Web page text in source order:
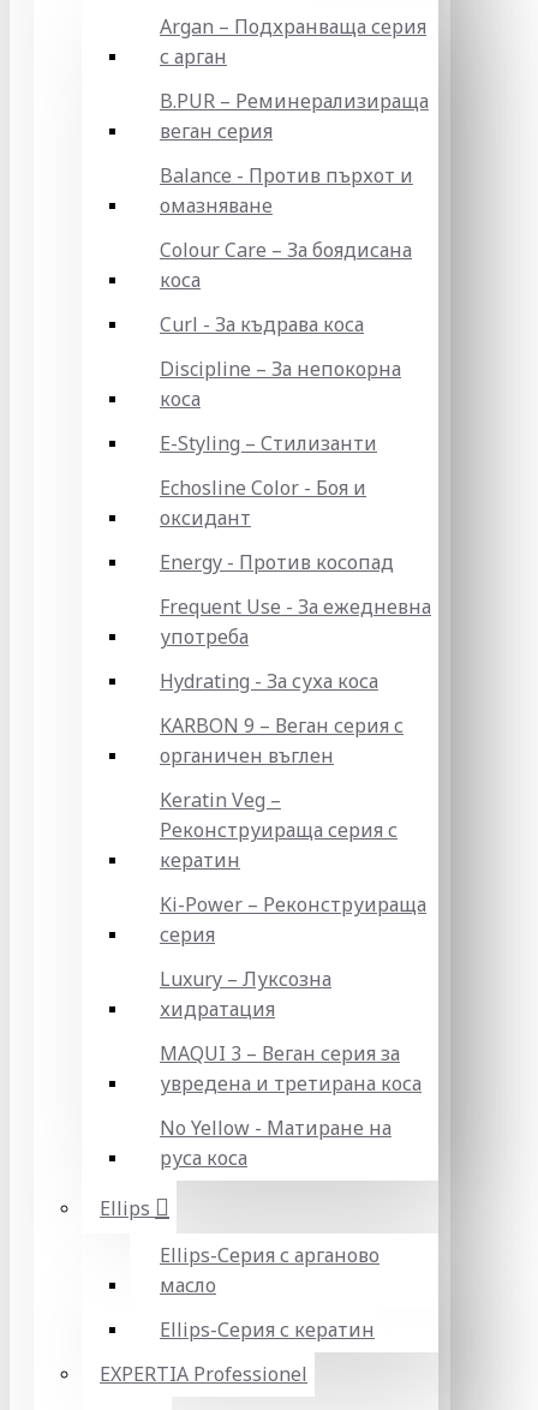
Argan – Подхранваща серия
с арган
B.PUR – Реминерализираща
веган серия
Balance - Против пърхот и
омазняване
Colour Care – За боядисана
коса
Curl - За къдрава коса
Discipline – За непокорна
коса
E-Styling – Стилизанти
Echosline Color - Боя и
оксидант
Energy - Против косопад
Frequent Use - За ежедневна
употреба
Hydrating - За суха коса
KARBON 9 – Веган серия с
органичен въглен
Keratin Veg –
Реконструираща серия с
кератин
Ki-Power – Реконструираща
серия
Luxury – Луксозна
хидратация
MAQUI 3 – Веган серия за
увредена и третирана коса
No Yellow - Матиране на
руса коса
Ellips
Ellips-Серия с арганово
масло
Ellips-Серия с кератин
EXPERTIA Professionel